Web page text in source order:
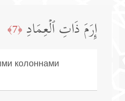
إِرَمَ ذَاتِ ٱلۡعِمَادِ ﴿7﴾
колоннами